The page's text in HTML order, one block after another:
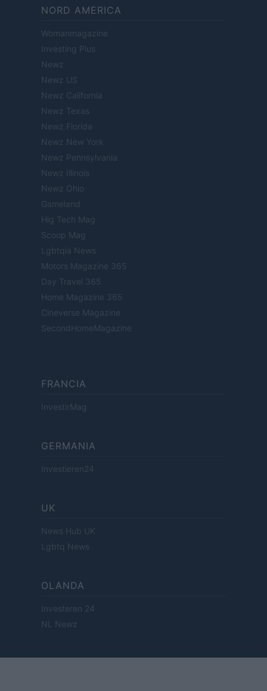
NORD AMERICA
Womanmagazine
Investing Plus
Newz
Newz US
Newz California
Newz Texas
Newz Florida
Newz New York
Newz Pennsylvania
Newz Illinois
Newz Ohio
Gameland
Hig Tech Mag
Scoop Mag
Lgbtqia News
Motors Magazine 365
Day Travel 365
Home Magazine 365
Cineverse Magazine
SecondHomeMagazine
FRANCIA
InvestirMag
GERMANIA
Investieren24
UK
News Hub UK
Lgbtq News
OLANDA
Investeren 24
NL Newz